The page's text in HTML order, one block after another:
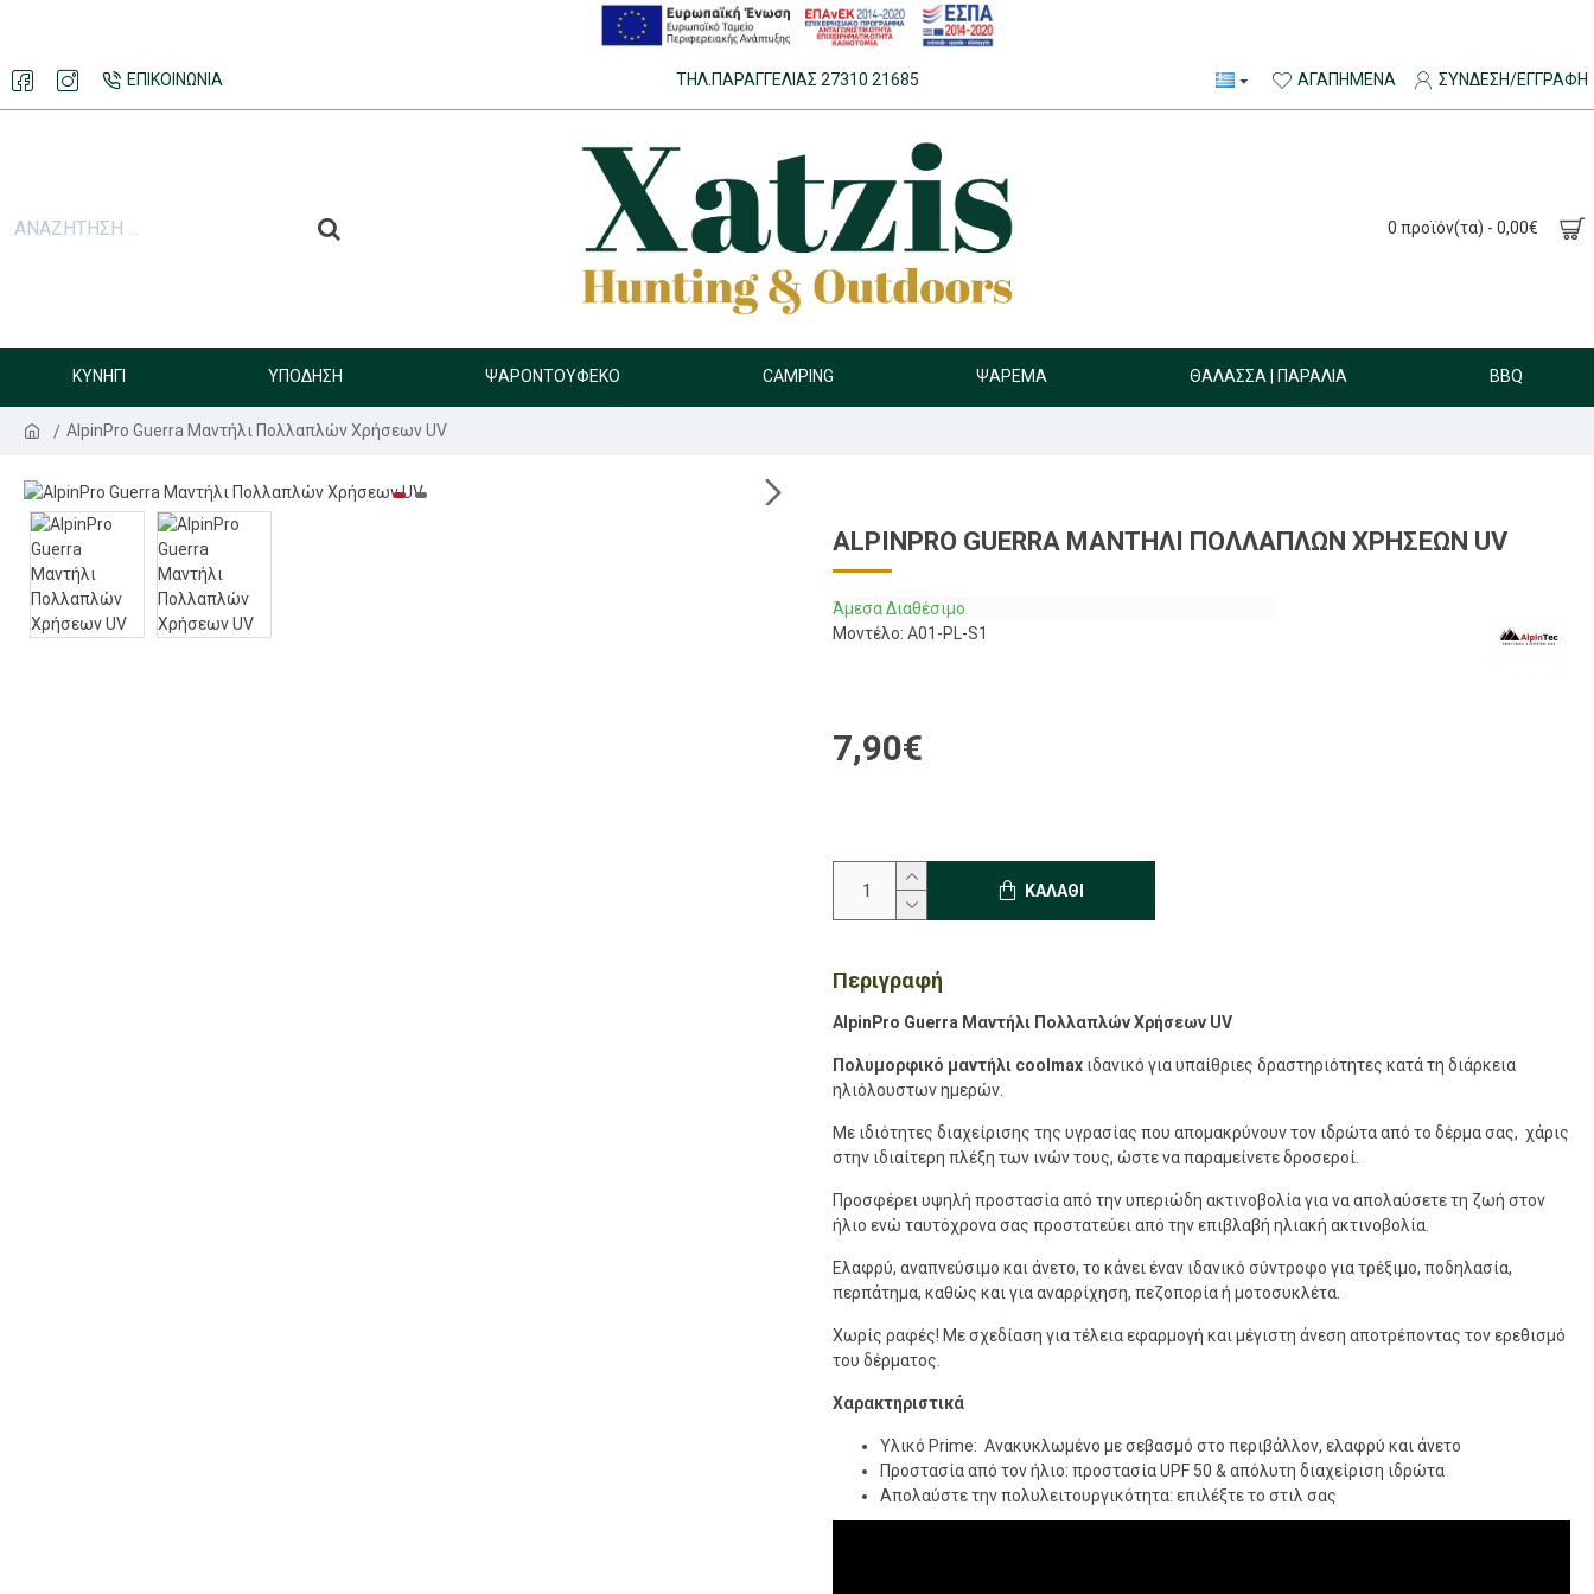
ΕΠΙΚΟΙΝΩΝΊΑ ΤΗΛ.ΠΑΡΑΓΓΕΛΊΑΣ 27310 21685 ΑΓΑΠΗΜΈΝΑ ΣΎΝΔΕΣΗ/ΕΓΓΡΑΦΉ
0 προϊόν(τα) - 0,00€
ΚΥΝΉΓΙ ΥΠΌΔΗΣΗ ΨΑΡΟΝΤΟΎΦΕΚΟ CAMPING ΨΆΡΕΜΑ ΘΆΛΑΣΣΑ | ΠΑΡΑΛΊΑ BBQ
AlpinPro Guerra Μαντήλι Πολλαπλών Χρήσεων UV
ALPINPRO GUERRA ΜΑΝΤΉΛΙ ΠΟΛΛΑΠΛΏΝ ΧΡΉΣΕΩΝ UV
Άμεσα Διαθέσιμο
Μοντέλο: A01-PL-S1
7,90€
ΚΑΛΆΘΙ
Περιγραφή
AlpinPro Guerra Μαντήλι Πολλαπλών Χρήσεων UV
Πολυμορφικό μαντήλι coolmax ιδανικό για υπαίθριες δραστηριότητες κατά τη διάρκεια
ηλιόλουστων ημερών.
Με ιδιότητες διαχείρισης της υγρασίας που απομακρύνουν τον ιδρώτα από το δέρμα σας, χάρις
στην ιδιαίτερη πλέξη των ινών τους, ώστε να παραμείνετε δροσεροί.
Προσφέρει υψηλή προστασία από την υπεριώδη ακτινοβολία για να απολαύσετε τη ζωή στον
ήλιο ενώ ταυτόχρονα σας προστατεύει από την επιβλαβή ηλιακή ακτινοβολία.
Ελαφρύ, αναπνεύσιμο και άνετο, το κάνει έναν ιδανικό σύντροφο για τρέξιμο, ποδηλασία,
περπάτημα, καθώς και για αναρρίχηση, πεζοπορία ή μοτοσυκλέτα.
Χωρίς ραφές! Με σχεδίαση για τέλεια εφαρμογή και μέγιστη άνεση αποτρέποντας τον ερεθισμό
του δέρματος.
Χαρακτηριστικά
Υλικό Prime: Aνακυκλωμένο με σεβασμό στο περιβάλλον, ελαφρύ και άνετο
Προστασία από τον ήλιο: προστασία UPF 50 & απόλυτη διαχείριση ιδρώτα
Απολαύστε την πολυλειτουργικότητα: επιλέξτε το στιλ σας